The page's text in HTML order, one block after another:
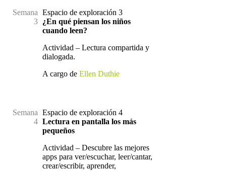
Semana
3
Espacio de exploración 3
¿En qué piensan los niños
cuando leen?
Actividad – Lectura compartida y
dialogada.
A cargo de Ellen Duthie
Semana
4
Espacio de exploración 4
Lectura en pantalla los más
pequeños
Actividad – Descubre las mejores
apps para ver/escuchar, leer/cantar,
crear/escribir, aprender,